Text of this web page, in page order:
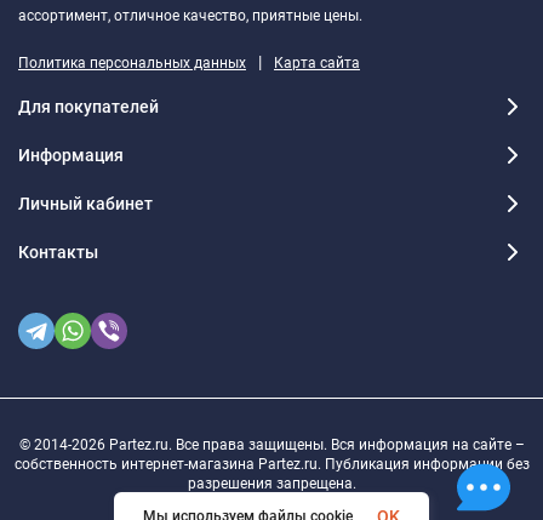
ассортимент, отличное качество, приятные цены.
Политика персональных данных | Карта сайта
Для покупателей
Информация
Личный кабинет
Контакты
© 2014-2026 Partez.ru. Все права защищены. Вся информация на сайте –
собственность интернет-магазина Partez.ru. Публикация информации без
разрешения запрещена.
Мы используем файлы cookie